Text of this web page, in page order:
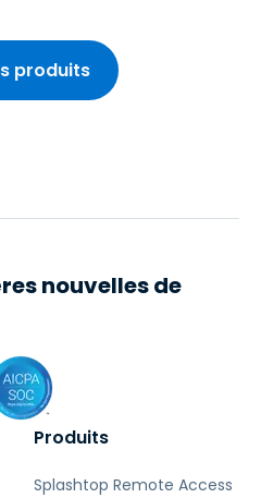
produits
Produits
Splashtop Remote Access
nouvelles de